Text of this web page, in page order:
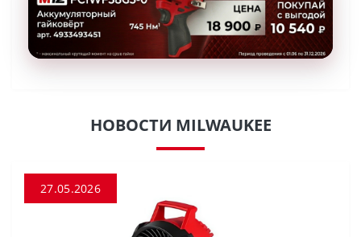
НОВОСТИ MILWAUKEE
27.05.2026